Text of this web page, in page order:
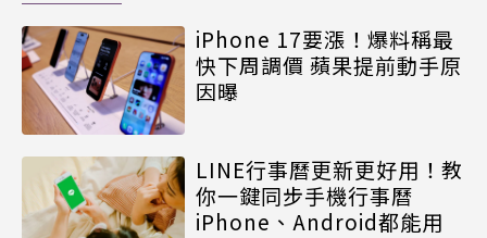
iPhone 17要漲！爆料稱最
快下周調價 蘋果提前動手原
因曝
LINE行事曆更新更好用！教
你一鍵同步手機行事曆
iPhone、Android都能用